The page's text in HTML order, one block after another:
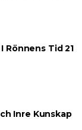
Rönnens Tid 21
Inre Kunskap